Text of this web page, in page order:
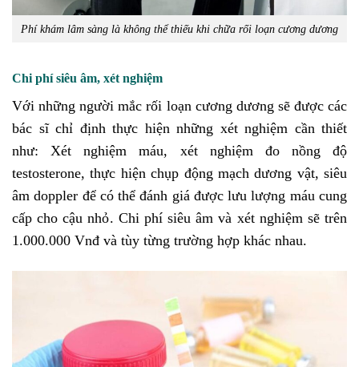
Phí khám lâm sàng là không thể thiếu khi chữa rối loạn cương dương
Chi phí siêu âm, xét nghiệm
Với những người mắc rối loạn cương dương sẽ được các
bác sĩ chỉ định thực hiện những xét nghiệm cần thiết
như: Xét nghiệm máu, xét nghiệm đo nồng độ
testosterone, thực hiện chụp động mạch dương vật, siêu
âm doppler để có thể đánh giá được lưu lượng máu cung
cấp cho cậu nhỏ. Chi phí siêu âm và xét nghiệm sẽ trên
1.000.000 Vnđ và tùy từng trường hợp khác nhau.